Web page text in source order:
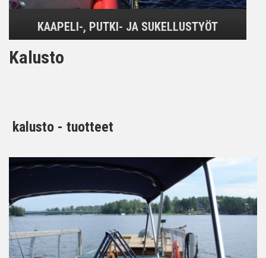
KAAPELI-, PUTKI- JA SUKELLUSTYÖT
Kalusto
kalusto - tuotteet